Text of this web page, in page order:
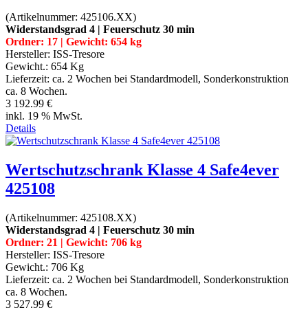
(Artikelnummer: 425106.XX)
Widerstandsgrad 4 | Feuerschutz 30 min
Ordner: 17 | Gewicht: 654 kg
Hersteller: ISS-Tresore
Gewicht.: 654 Kg
Lieferzeit: ca. 2 Wochen bei Standardmodell, Sonderkonstruktion
ca. 8 Wochen.
3 192.99 €
inkl. 19 % MwSt.
Details
Wertschutzschrank Klasse 4 Safe4ever
425108
(Artikelnummer: 425108.XX)
Widerstandsgrad 4 | Feuerschutz 30 min
Ordner: 21 | Gewicht: 706 kg
Hersteller: ISS-Tresore
Gewicht.: 706 Kg
Lieferzeit: ca. 2 Wochen bei Standardmodell, Sonderkonstruktion
ca. 8 Wochen.
3 527.99 €